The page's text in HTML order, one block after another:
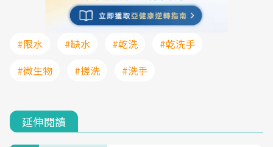
#限水 #缺水 #乾洗
#乾洗手
#微生物
#搓洗 #洗手
延伸閱讀